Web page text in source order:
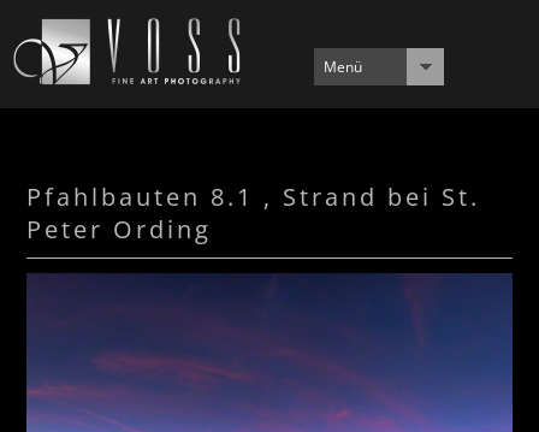
Menü
Pfahlbauten 8.1 , Strand bei St.
Peter Ording